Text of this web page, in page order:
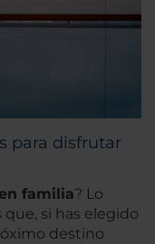
para disfrutar
familia? Lo
si has elegido
destino